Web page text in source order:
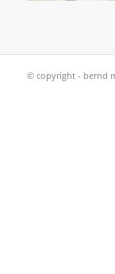
© copyright - bernd